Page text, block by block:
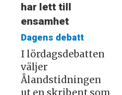
har lett till
ensamhet
Dagens debatt
I lördagsdebatten
väljer
Ålandstidningen
ut en skribent som